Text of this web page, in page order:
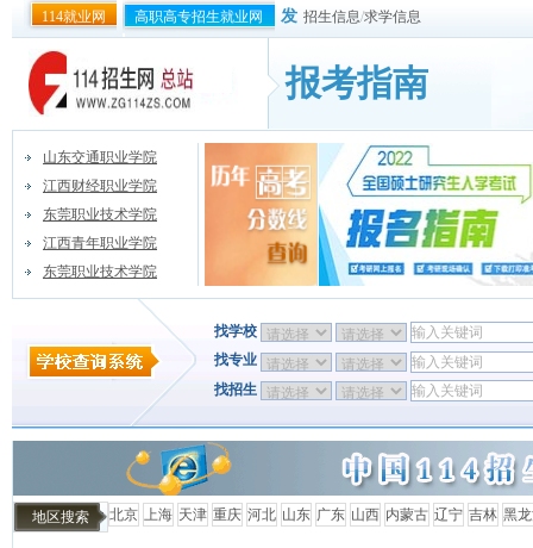
114就业网 高职高专招生就业网 发 招生信息/求学信息
报考指南
山东交通职业学院
江西财经职业学院
东莞职业技术学院
江西青年职业学院
东莞职业技术学院
找学校
找专业
找招生
地区搜索 北京 上海 天津 重庆 河北 山东 广东 山西 内蒙古 辽宁 吉林 黑